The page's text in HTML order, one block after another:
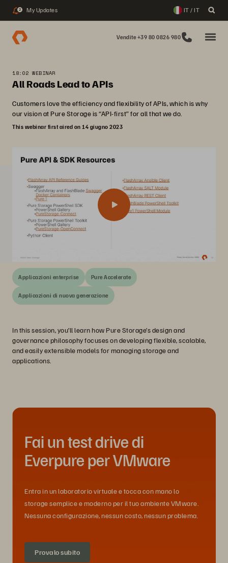
2 My Updates IT / IT
Vendite +39 80 0826 980
18:02 WEBINAR
All Roads Lead to APIs
Customers love the efficiency and flexibility of APIs, which is why
our vision at Pure Storage is “API-first” for all that we do.
This webinar first aired on 14 giugno 2023
Applicazioni enterprise Pure Accelerate
Applicazioni di nuova generazione
In this session, you’ll learn how Pure Storage’s design and
governance philosophy focuses on developing flexible, scalable,
and easily extensible models for managing storage and
applications.
Fai un test drive di
Everpure per VMware
Entra in un laboratorio virtuale e tocca con mano lo
storage semplice e moderno per il tuo ambiente VMware.
Nessuna configurazione, nessun costo, nessun problema.
Provalo subito